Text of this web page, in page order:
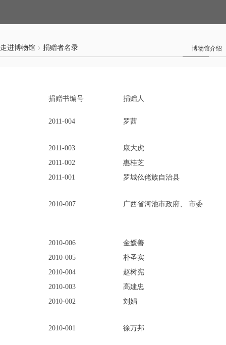
走进博物馆 捐赠者名录 博物馆介绍
捐赠书编号 捐赠人
2011-004 罗茜
2011-003
康大虎
2011-002
惠桂芝
2011-001
罗城仫佬族自治县
2010-007 广西省河池市政府、 市委
2010-006
金媛善
2010-005
朴圣实
2010-004
赵树宪
2010-003
高建忠
2010-002
刘娟
2010-001 徐万邦